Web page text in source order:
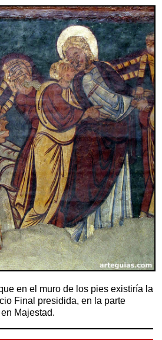
en el muro de los pies existiría la
Final presidida, en la parte
Majestad.